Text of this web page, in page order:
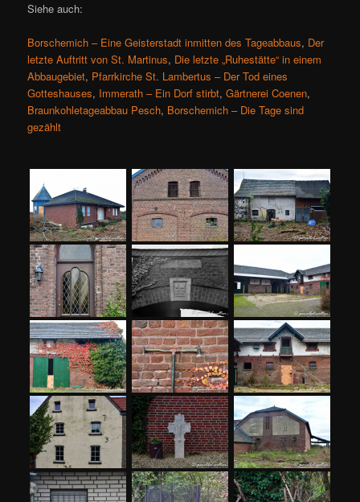
Siehe auch:
Borschemich – Eine Geisterstadt inmitten des Tageabbaus, Der
letzte Auftritt von St. Martinus, Die letzte „Ruhestätte“ in einem
Abbaugebiet, Pfarrkirche St. Lambertus – Der Tod eines
Gotteshauses, Immerath – Ein Dorf stirbt,Gärtnerei Coenen,
Braunkohletageabbau Pesch, Borschemich – Die Tage sind
gezählt